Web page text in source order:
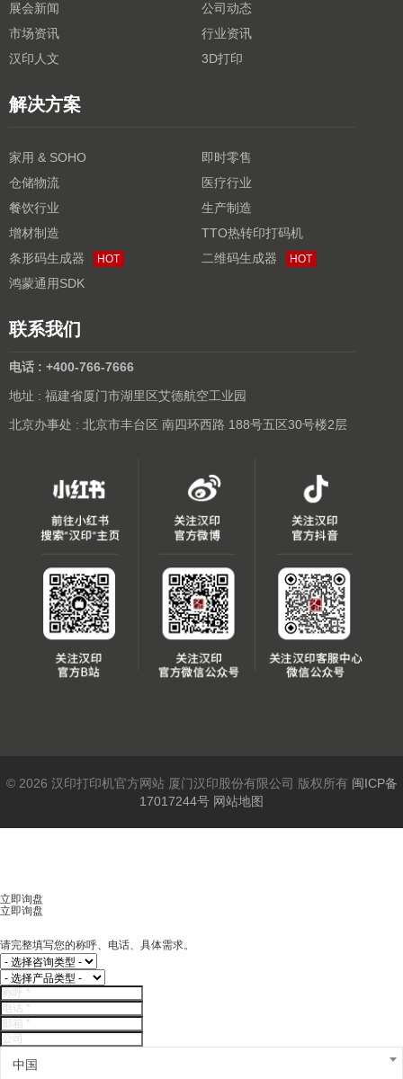
展会新闻
公司动态
市场资讯
行业资讯
汉印人文
3D打印
解决方案
家用 & SOHO
即时零售
仓储物流
医疗行业
餐饮行业
生产制造
增材制造
TTO热转印打码机
条形码生成器
HOT 二维码生成器 HOT
鸿蒙通用SDK
联系我们
电话 : +400-766-7666
地址 : 福建省厦门市湖里区艾德航空工业园
北京办事处 : 北京市丰台区 南四环西路 188号五区30号楼2层
© 2026 汉印打印机官方网站 厦门汉印股份有限公司 版权所有 闽ICP备
17017244号 网站地图
立即询盘
立即询盘
请完整填写您的称呼、电话、具体需求。
中国